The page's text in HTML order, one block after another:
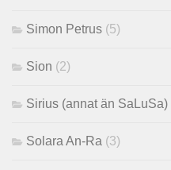
Simon Petrus (5)
Sion (2)
Sirius (annat än SaLuSa)
Solara An-Ra (3)